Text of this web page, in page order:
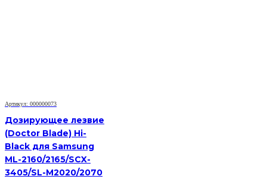
Артикул: 000000073
Дозирующее лезвие
(Doctor Blade) Hi-
Black для Samsung
ML-2160/2165/SCX-
3405/SL-M2020/2070